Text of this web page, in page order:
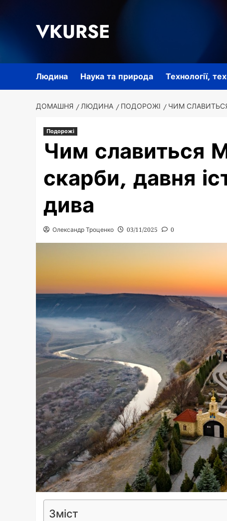
VKURSE
Людина Наука та природа Технології,
ДОМАШНЯ ЛЮДИНА ПОДОРОЖІ ЧИМ
Подорожі
Чим славиться
скарби, давня
дива
Олександр Троценко 03/11/2025 0
Зміст